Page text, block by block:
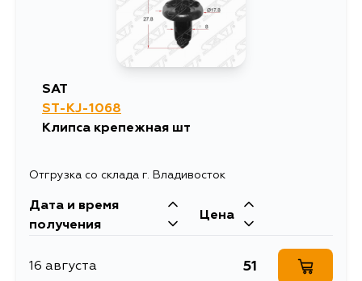
SAT
ST-KJ-1068
Клипса крепежная шт
Отгрузка со склада г. Владивосток
Дата и время
получения
Цена
16 августа 51